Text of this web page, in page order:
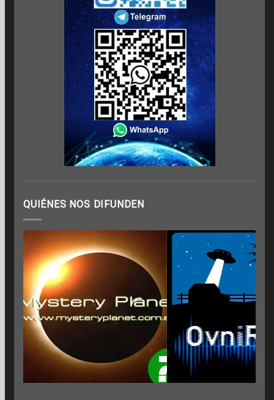
QUIÉNES NOS DIFUNDEN